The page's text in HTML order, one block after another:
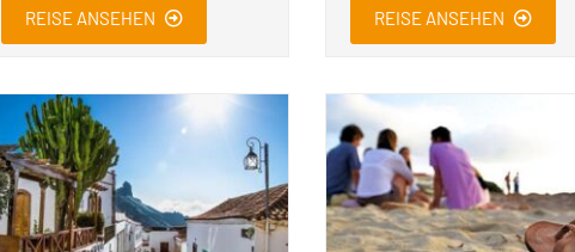
REISE ANSEHEN REISE ANSEHEN